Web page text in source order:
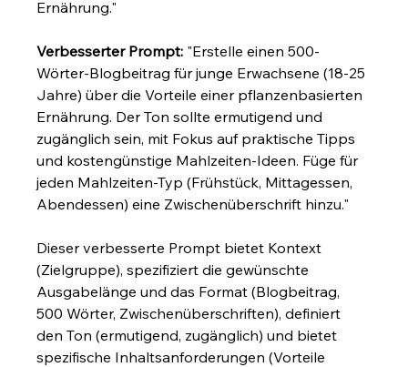
Ernährung."
Verbesserter Prompt: "Erstelle einen 500-
Wörter-Blogbeitrag für junge Erwachsene (18-25
Jahre) über die Vorteile einer pflanzenbasierten
Ernährung. Der Ton sollte ermutigend und
zugänglich sein, mit Fokus auf praktische Tipps
und kostengünstige Mahlzeiten-Ideen. Füge für
jeden Mahlzeiten-Typ (Frühstück, Mittagessen,
Abendessen) eine Zwischenüberschrift hinzu."
Dieser verbesserte Prompt bietet Kontext
(Zielgruppe), spezifiziert die gewünschte
Ausgabelänge und das Format (Blogbeitrag,
500 Wörter, Zwischenüberschriften), definiert
den Ton (ermutigend, zugänglich) und bietet
spezifische Inhaltsanforderungen (Vorteile